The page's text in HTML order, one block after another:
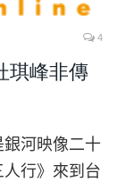
4
琪峰非傳
河映像二十
行》來到台